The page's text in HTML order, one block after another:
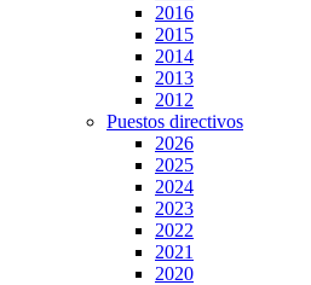
2016
2015
2014
2013
2012
Puestos directivos
2026
2025
2024
2023
2022
2021
2020